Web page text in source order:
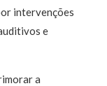
intervenções
e
a